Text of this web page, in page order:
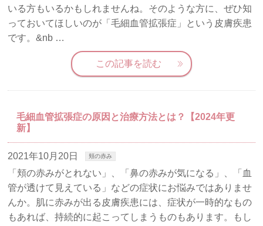
いる方もいるかもしれませんね。そのような方に、ぜひ知
っておいてほしいのが「毛細血管拡張症」という皮膚疾患
です。&nb …
この記事を読む
毛細血管拡張症の原因と治療方法とは？【2024年更
新】
2021年10月20日 頬の赤み
「頬の赤みがとれない」、「鼻の赤みが気になる」、「血
管が透けて見えている」などの症状にお悩みではありませ
んか。肌に赤みが出る皮膚疾患には、症状が一時的なもの
もあれば、持続的に起こってしまうものもあります。もし